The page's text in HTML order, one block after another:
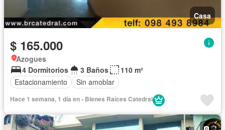
Casa
$ 165.000
Azogues
4 Dormitorios
3 Baños
110 m²
Estacionamiento
Sin amoblar
Hace 1 semana, 1 día en - Bienes Raíces Catedral